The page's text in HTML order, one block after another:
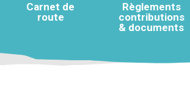
Carnet de
route
Règlements
contributions
& documents